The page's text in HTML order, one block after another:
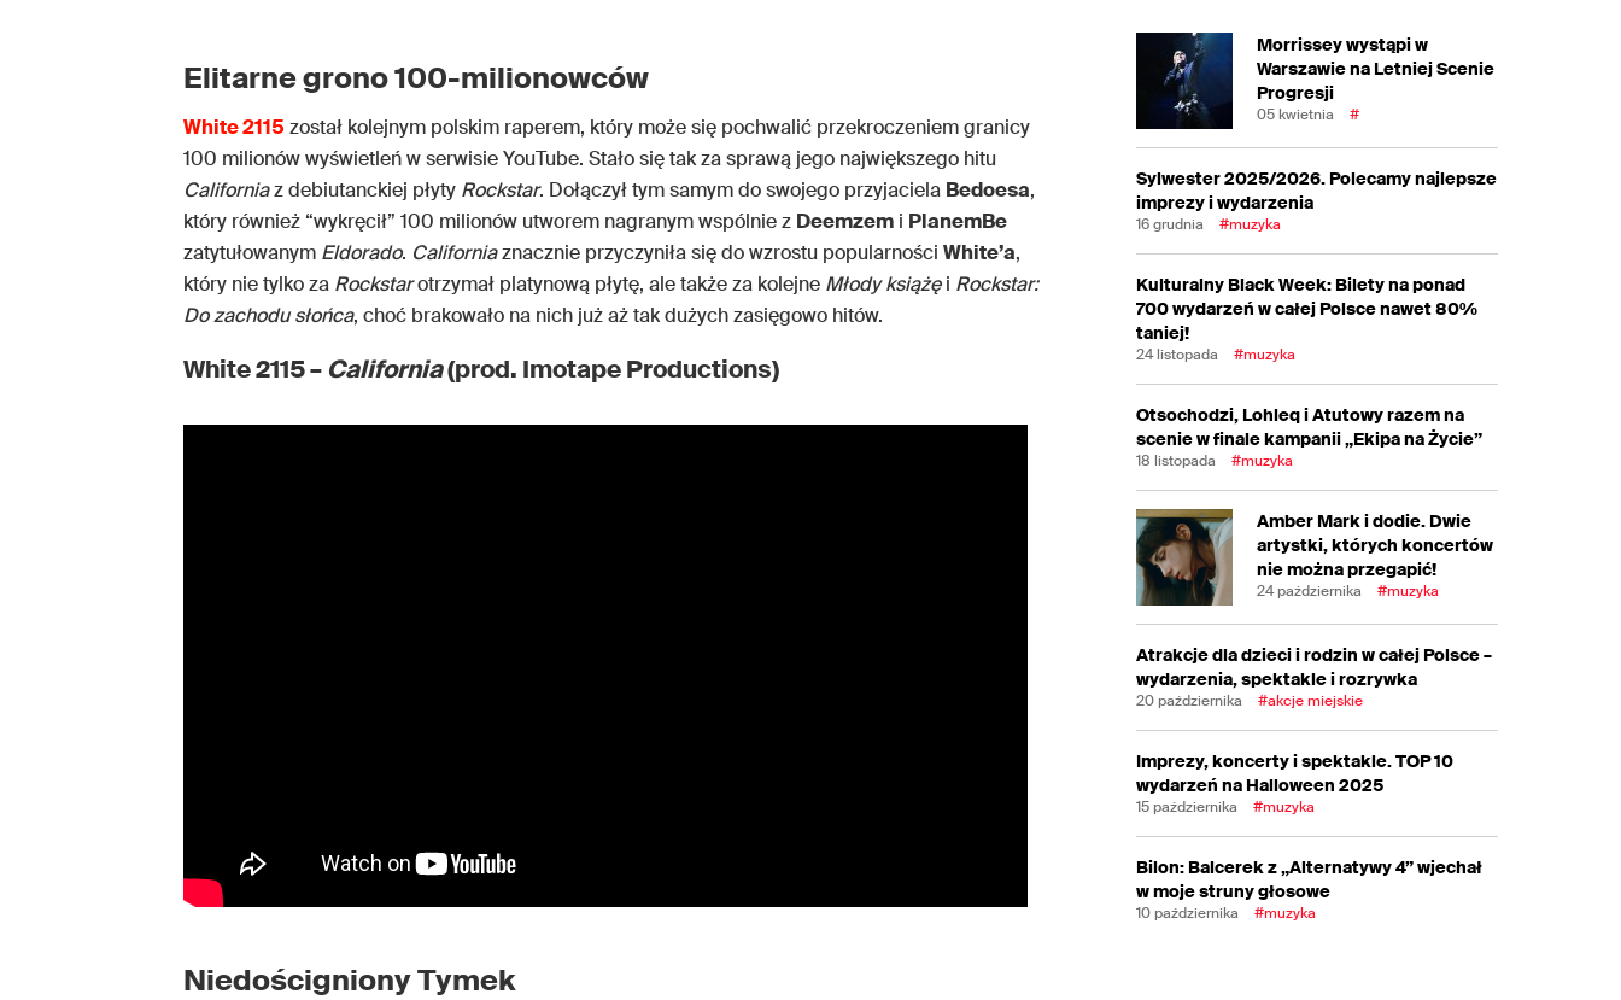
Elitarne grono 100-milionowców
White 2115 został kolejnym polskim raperem, który może się pochwalić przekroczeniem granicy
100 milionów wyświetleń w serwisie YouTube. Stało się tak za sprawą jego największego hitu
Californiaz debiutanckiej płyty Rockstar. Dołączył tym samym do swojego przyjaciela Bedoesa,
który również “wykręcił” 100 milionów utworem nagranym wspólnie z Deemzem i PlanemBe
zatytułowanym Eldorado. Californiaznacznie przyczyniła się do wzrostu popularności White’a,
który nie tylko za Rockstarotrzymał platynową płytę, ale także za kolejne Młody książęi Rockstar:
Do zachodu słońca, choć brakowało na nich już aż tak dużych zasięgowo hitów.
White 2115 – California(prod. Imotape Productions)
Niedościgniony Tymek
Morrissey wystąpi w
Warszawie na Letniej Scenie
Progresji
05 kwietnia #
Sylwester 2025/2026. Polecamy najlepsze
imprezy i wydarzenia
16 grudnia #muzyka
Kulturalny Black Week: Bilety na ponad
700 wydarzeń w całej Polsce nawet 80%
taniej!
24 listopada #muzyka
Otsochodzi, Lohleq i Atutowy razem na
scenie w finale kampanii „Ekipa na Życie”
18 listopada #muzyka
Amber Mark i dodie. Dwie
artystki, których koncertów
nie można przegapić!
24 października #muzyka
Atrakcje dla dzieci i rodzin w całej Polsce –
wydarzenia, spektakle i rozrywka
20 października #akcje miejskie
Imprezy, koncerty i spektakle. TOP 10
wydarzeń na Halloween 2025
15 października #muzyka
Bilon: Balcerek z „Alternatywy 4” wjechał
w moje struny głosowe
10 października #muzyka